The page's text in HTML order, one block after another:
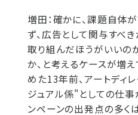
増田：確かに、課題自体
ず、広告として関与すべき
取り組んだほうがいいの
か、と考えるケースが増
めた13年前、アートディ
ジュアル係"としての仕事
ンペーンの出発点の多く